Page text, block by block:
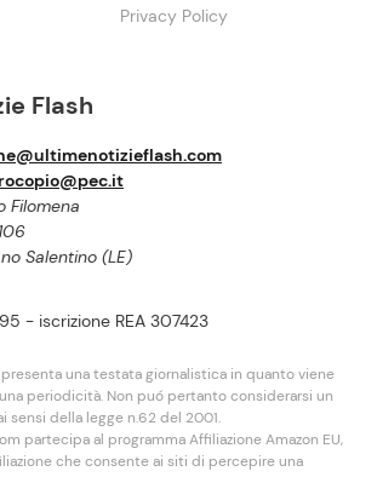
Flash
Filomena
Salentino (LE)
- iscrizione REA 307423
una testata giornalistica in quanto viene
periodicità. Non puó pertanto considerarsi un
sensi della legge n.62 del 2001.
partecipa al programma Affiliazione Amazon EU,
che consente ai siti di percepire una
Privacy Policy